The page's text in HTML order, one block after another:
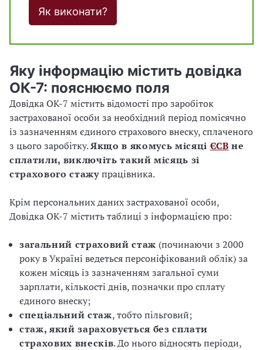
Як виконати?
Яку інформацію містить довідка
ОК-7: пояснюємо поля
Довідка ОК-7 містить відомості про заробіток
застрахованої особи за необхідний період помісячно
із зазначенням єдиного страхового внеску, сплаченого
з цього заробітку.Якщо в якомусь місяці ЄСВ не
сплатили, виключіть такий місяць зі
страхового стажупрацівника.
Крім персональних даних застрахованої особи,
Довідка ОК-7 містить таблиці з інформацією про:
загальний страховий стаж (починаючи з 2000
року в Україні ведеться персоніфікований облік) за
кожен місяць із зазначенням загальної суми
зарплати, кількості днів, позначки про сплату
єдиного внеску;
спеціальний стаж, тобто пільговий;
стаж, який зараховується без сплати
страхових внесків. До нього відносять періоди,